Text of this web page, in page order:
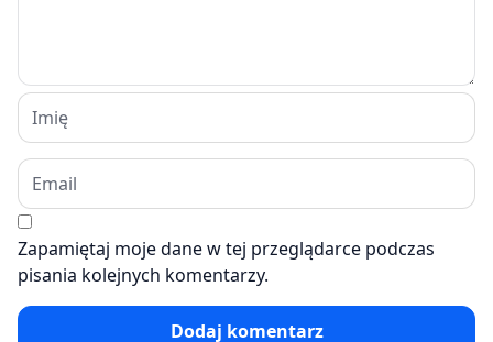
Zapamiętaj moje dane w tej przeglądarce podczas
pisania kolejnych komentarzy.
Dodaj komentarz